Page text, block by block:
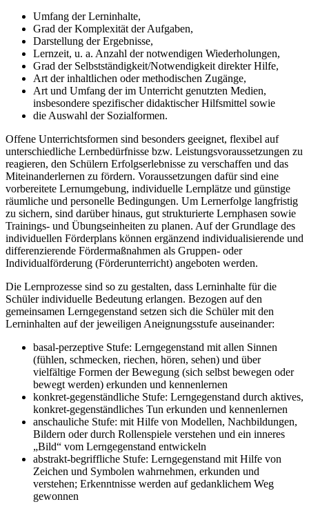
Umfang der Lerninhalte,
Grad der Komplexität der Aufgaben,
Darstellung der Ergebnisse,
Lernzeit, u. a. Anzahl der notwendigen Wiederholungen,
Grad der Selbstständigkeit/Notwendigkeit direkter Hilfe,
Art der inhaltlichen oder methodischen Zugänge,
Art und Umfang der im Unterricht genutzten Medien,
insbesondere spezifischer didaktischer Hilfsmittel sowie
die Auswahl der Sozialformen.
Offene Unterrichtsformen sind besonders geeignet, flexibel auf
unterschiedliche Lernbedürfnisse bzw. Leistungsvoraussetzungen zu
reagieren, den Schülern Erfolgserlebnisse zu verschaffen und das
Miteinanderlernen zu fördern. Voraussetzungen dafür sind eine
vorbereitete Lernumgebung, individuelle Lernplätze und günstige
räumliche und personelle Bedingungen. Um Lernerfolge langfristig
zu sichern, sind darüber hinaus, gut strukturierte Lernphasen sowie
Trainings- und Übungseinheiten zu planen. Auf der Grundlage des
individuellen Förderplans können ergänzend individualisierende und
differenzierende Fördermaßnahmen als Gruppen- oder
Individualförderung (Förderunterricht) angeboten werden.
Die Lernprozesse sind so zu gestalten, dass Lerninhalte für die
Schüler individuelle Bedeutung erlangen. Bezogen auf den
gemeinsamen Lerngegenstand setzen sich die Schüler mit den
Lerninhalten auf der jeweiligen Aneignungsstufe auseinander:
basal-perzeptive Stufe: Lerngegenstand mit allen Sinnen
(fühlen, schmecken, riechen, hören, sehen) und über
vielfältige Formen der Bewegung (sich selbst bewegen oder
bewegt werden) erkunden und kennenlernen
konkret-gegenständliche Stufe: Lerngegenstand durch aktives,
konkret-gegenständliches Tun erkunden und kennenlernen
anschauliche Stufe: mit Hilfe von Modellen, Nachbildungen,
Bildern oder durch Rollenspiele verstehen und ein inneres
„Bild“ vom Lerngegenstand entwickeln
abstrakt-begriffliche Stufe: Lerngegenstand mit Hilfe von
Zeichen und Symbolen wahrnehmen, erkunden und
verstehen; Erkenntnisse werden auf gedanklichem Weg
gewonnen